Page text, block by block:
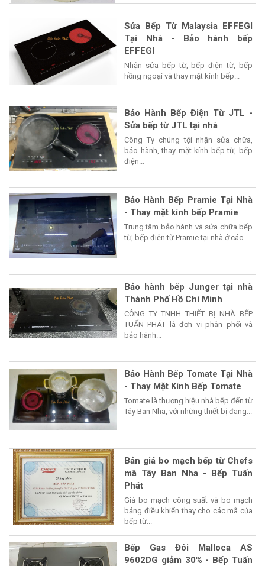
Sửa Bếp Từ Malaysia EFFEGI
Tại Nhà - Bảo hành bếp
EFFEGI
Nhận sửa bếp từ, bếp điện từ, bếp
hồng ngoại và thay mặt kính bếp...
Bảo Hành Bếp Điện Từ JTL -
Sửa bếp từ JTL tại nhà
Công Ty chúng tội nhận sửa chữa,
bảo hành, thay mặt kính bếp từ, bếp
điện...
Bảo Hành Bếp Pramie Tại Nhà
- Thay mặt kính bếp Pramie
Trung tâm bảo hành và sửa chữa bếp
từ, bếp điện từ Pramie tại nhà ở các...
Bảo hành bếp Junger tại nhà
Thành Phố Hồ Chí Minh
CÔNG TY TNHH THIẾT BỊ NHÀ BẾP
TUẤN PHÁT là đơn vị phân phối và
bảo hành...
Bảo Hành Bếp Tomate Tại Nhà
- Thay Mặt Kính Bếp Tomate
Tomate là thương hiệu nhà bếp đến từ
Tây Ban Nha, với những thiết bị đang...
Bản giá bo mạch bếp từ Chefs
mã Tây Ban Nha - Bếp Tuấn
Phát
Giá bo mạch công suất và bo mạch
bảng điều khiển thay cho các mã của
bếp từ...
Bếp Gas Đôi Malloca AS
9602DG giảm 30% - Bếp Tuấn